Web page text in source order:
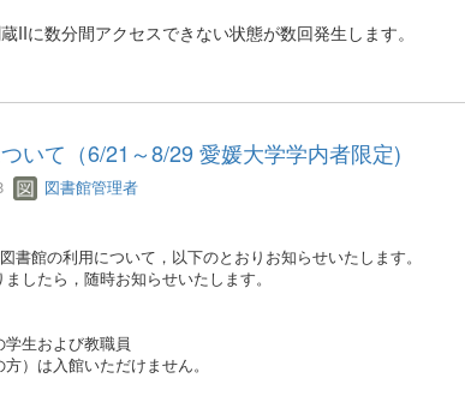
IIに数分間アクセスできない状態が数回発生します。
いて（6/21～8/29 愛媛大学学内者限定)
図書館管理者
書館の利用について，以下のとおりお知らせいたします。
したら，随時お知らせいたします。
学生および教職員
）は入館いただけません。